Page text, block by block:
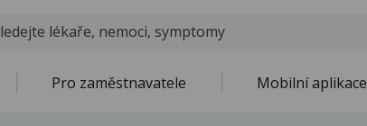
Pro zaměstnavatele Mobilní aplikace